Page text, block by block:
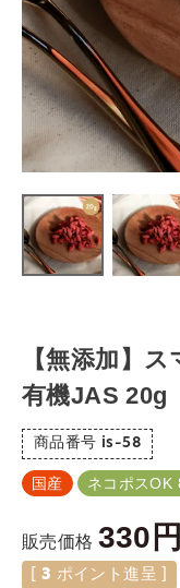
【無添加】
有機JAS 20g
商品番号 is-58
国産 ネコポスOK
販売価格 330
3 ポイント進呈 ]